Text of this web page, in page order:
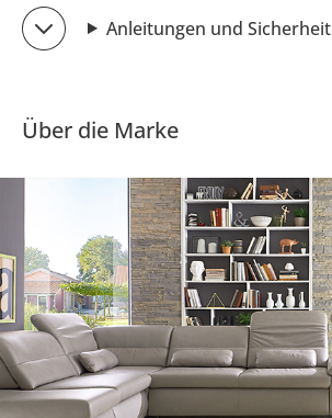
Anleitungen und Sicherheit
Über die Marke